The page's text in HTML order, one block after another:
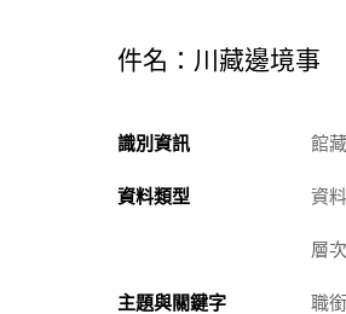
件名：川藏邊境事
識別資訊 館
資料類型 資
層
主題與關鍵字 職